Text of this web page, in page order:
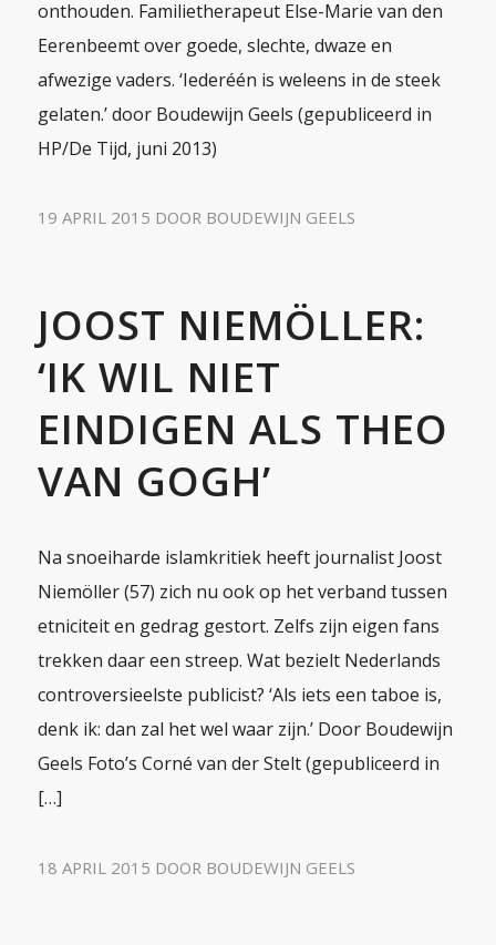
onthouden. Familietherapeut Else-Marie van den
Eerenbeemt over goede, slechte, dwaze en
afwezige vaders. ‘Iederéén is weleens in de steek
gelaten.’ door Boudewijn Geels (gepubliceerd in
HP/De Tijd, juni 2013)
19 APRIL 2015 DOOR BOUDEWIJN GEELS
JOOST NIEMÖLLER:
‘IK WIL NIET
EINDIGEN ALS THEO
VAN GOGH’
Na snoeiharde islamkritiek heeft journalist Joost
Niemöller (57) zich nu ook op het verband tussen
etniciteit en gedrag gestort. Zelfs zijn eigen fans
trekken daar een streep. Wat bezielt Nederlands
controversieelste publicist? ‘Als iets een taboe is,
denk ik: dan zal het wel waar zijn.’ Door Boudewijn
Geels Foto’s Corné van der Stelt (gepubliceerd in
[…]
18 APRIL 2015 DOOR BOUDEWIJN GEELS